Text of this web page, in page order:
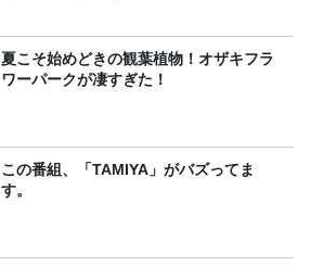
夏こそ始めどきの観葉植物！オザキフラ
ワーパークが凄すぎた！
この番組、「TAMIYA」がバズってま
す。